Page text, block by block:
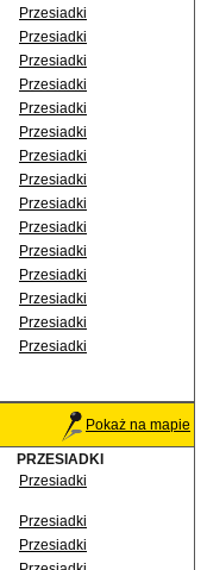
Przesiadki
Przesiadki
Przesiadki
Przesiadki
Przesiadki
Przesiadki
Przesiadki
Przesiadki
Przesiadki
Przesiadki
Przesiadki
Przesiadki
Przesiadki
Przesiadki
Przesiadki
Pokaż na mapie
PRZESIADKI
Przesiadki
Przesiadki
Przesiadki